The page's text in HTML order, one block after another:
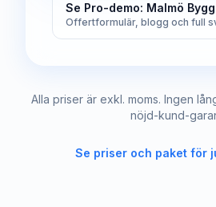
Se Pro-demo: Malmö
Offertformulär, blogg och full
Alla priser är exkl. moms. Ingen
nöjd-kund-
Se priser och paket för